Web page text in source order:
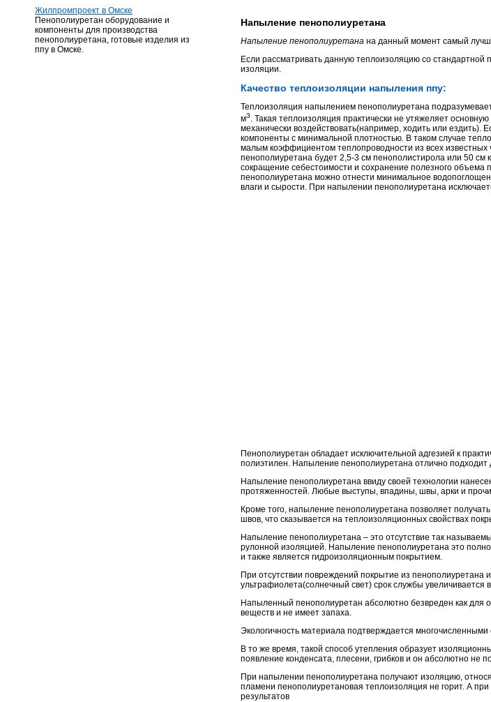
Жилпромпроект в Омске
Пенополиуретан оборудование и
компоненты для производства
пенополиуретана, готовые изделия из
ппу в Омске.
Напыление пенополиуретана
Напыление пенополиуретана на данный момент самый
Если рассматривать данную теплоизоляцию со стандартной
изоляции.
Качество теплоизоляции напыления ппу:
Теплоизоляция напылением пенополиуретана
м3. Такая теплоизоляция практически не утяжеляет
механически воздействовать(например, ходить или ездить).
компоненты с минимальной плотностью. В таком случае
малым коэффициентом теплопроводности из всех
пенополиуретана будет 2,5-3 см пенополистирола или 50 см
сокращение себестоимости и сохранение полезного
пенополиуретана можно отнести минимальное
влаги и сырости. При напылении пенополиуретана
Пенополиуретан обладает исключительной адгезией к
полиэтилен. Напыление пенополиуретана отлично
Напыление пенополиуретана ввиду своей технологии
протяженностей. Любые выступы, впадины, швы, арки и
Кроме того, напыление пенополиуретана позволяет
швов, что сказывается на теплоизоляционных свойствах
Напыление пенополиуретана – это отсутствие так
рулонной изоляцией. Напыление пенополиуретана это
и также является гидроизоляционным покрытием.
При отсутствии повреждений покрытие из пенополиуретана
ультрафиолета(солнечный свет) срок службы увеличивается
Напыленный пенополиуретан абсолютно безвреден как
веществ и не имеет запаха.
Экологичность материала подтверждается
В то же время, такой способ утепления образует
появление конденсата, плесени, грибков и он абсолютно не
При напылении пенополиуретана получают изоляцию,
пламени пенополиуретановая теплоизоляция не горит. А
результатов